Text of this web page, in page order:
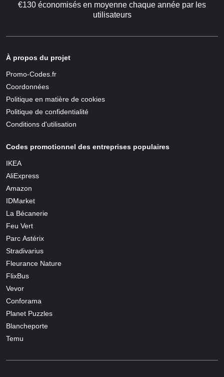
€130 économisés en moyenne chaque année par les
utilisateurs
À propos du projet
Promo-Codes.fr
Coordonnées
Politique en matière de cookies
Politique de confidentialité
Conditions d'utilisation
Codes promotionnel des entreprises populaires
IKEA
AliExpress
Amazon
IDMarket
La Bécanerie
Feu Vert
Parc Astérix
Stradivarius
Fleurance Nature
FlixBus
Vevor
Conforama
Planet Puzzles
Blancheporte
Temu